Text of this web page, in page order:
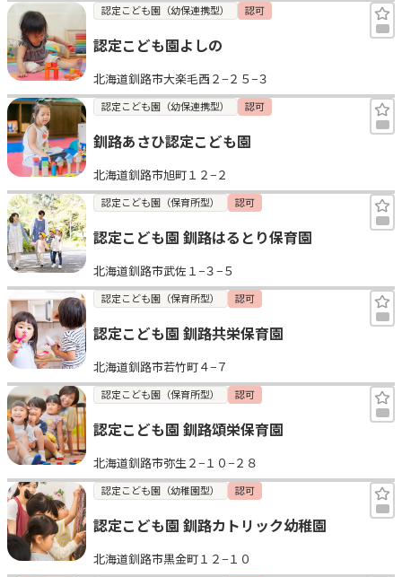
認定こども園（幼保連携型） 認可
認定こども園よしの
北海道釧路市大楽毛西２−２５−３
認定こども園（幼保連携型） 認可
釧路あさひ認定こども園
北海道釧路市旭町１２−２
認定こども園（保育所型） 認可
認定こども園 釧路はるとり保育園
北海道釧路市武佐１−３−５
認定こども園（保育所型） 認可
認定こども園 釧路共栄保育園
北海道釧路市若竹町４−７
認定こども園（保育所型） 認可
認定こども園 釧路頌栄保育園
北海道釧路市弥生２−１０−２８
認定こども園（幼稚園型） 認可
認定こども園 釧路カトリック幼稚園
北海道釧路市黒金町１２−１０